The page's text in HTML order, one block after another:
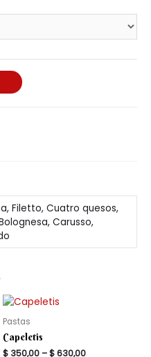
Filetto, Cuatro quesos,
Carusso,
Pastas
Capeletis
$ 350,00 –$630,00